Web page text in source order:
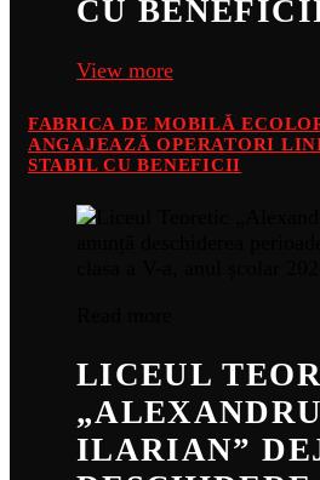
CU
View more
FABRICA DE MOBILĂ
ANGAJEAZĂ OPERATORI
STABIL CU BENEFICII
LICEUL
ILARIAN”